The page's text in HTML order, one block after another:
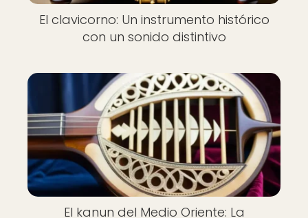
El clavicorno: Un instrumento histórico
con un sonido distintivo
El kanun del Medio Oriente: La